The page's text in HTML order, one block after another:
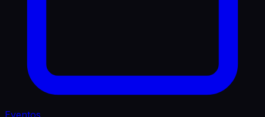
Eventos